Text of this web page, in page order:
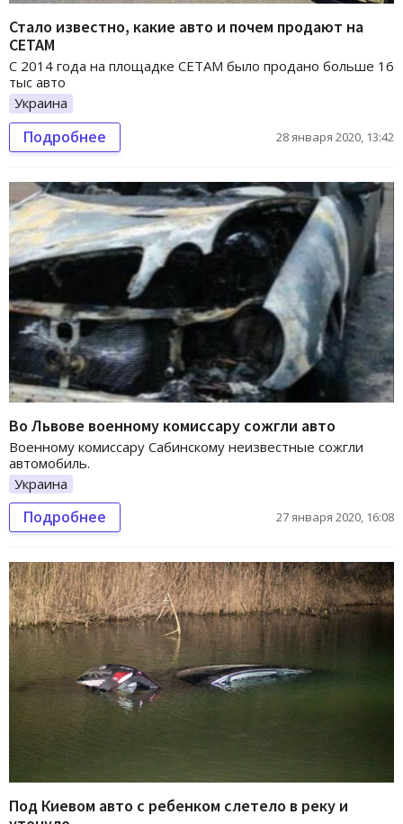
Стало известно, какие авто и почем продают на
СЕТАМ
С 2014 года на площадке СЕТАМ было продано больше 16
тыс авто
Украина
Подробнее 28 января 2020, 13:42
Во Львове военному комиссару сожгли авто
Военному комиссару Сабинскому неизвестные сожгли
автомобиль.
Украина
Подробнее 27 января 2020, 16:08
Под Киевом авто с ребенком слетело в реку и